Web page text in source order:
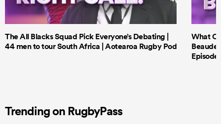
The All Blacks Squad Pick Everyone’s Debating |
44 men to tour South Africa | Aotearoa Rugby Pod
What
Episode
Trending on RugbyPass